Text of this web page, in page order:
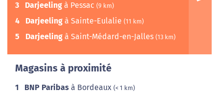
3 Darjeeling à Pessac (9 km)
4 Darjeeling à Sainte-Eulalie (11 km)
5 Darjeeling à Saint-Médard-en-Jalles (13 km)
Magasins à proximité
1 BNP Paribas à Bordeaux (< 1 km)